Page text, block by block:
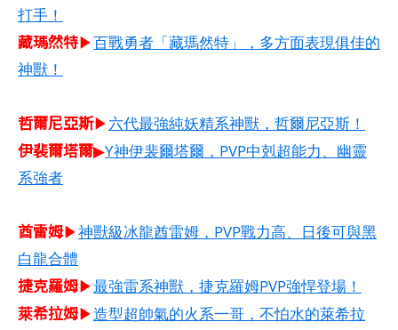
打手！
藏瑪然特▶百戰勇者「藏瑪然特」，多方面表現俱佳的
神獸！
哲爾尼亞斯​▶六代最強純妖精系神獸，哲爾尼亞斯！
伊裴爾塔爾▶Y神伊裴爾塔爾，PVP中剋超能力、幽靈
系強者
酋雷姆​▶神獸級冰龍酋雷姆，PVP戰力高、日後可與黑
白龍合體
捷克羅姆​▶最強雷系神獸，捷克羅姆PVP強悍登場！
萊希拉姆​▶造型超帥氣的火系一哥，不怕水的萊希拉